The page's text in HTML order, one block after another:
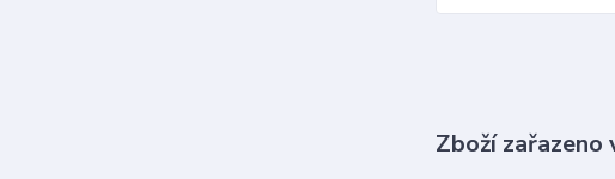
Zboží zařazeno